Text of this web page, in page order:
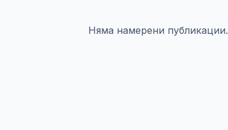
Няма намерени публикации.